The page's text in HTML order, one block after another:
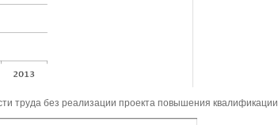
труда без реализации проекта повышения квалификации